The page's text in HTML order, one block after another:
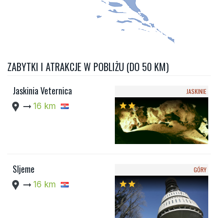
ZABYTKI I ATRAKCJE W POBLIŻU (DO 50 KM)
Jaskinia Veternica
location_pin arrow_right_alt 16 km
JASKINIE
starstar
Sljeme
location_pin arrow_right_alt 16 km
GÓRY
starstar